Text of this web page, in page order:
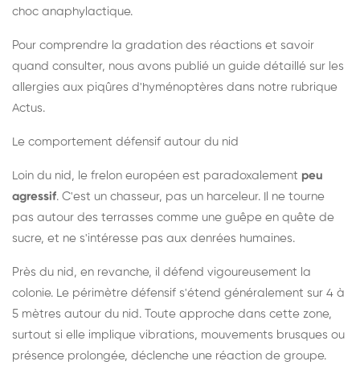
choc anaphylactique.
Pour comprendre la gradation des réactions et savoir
quand consulter, nous avons publié un guide détaillé sur les
allergies aux piqûres d'hyménoptères dans notre rubrique
Actus.
Le comportement défensif autour du nid
Loin du nid, le frelon européen est paradoxalement peu
agressif. C'est un chasseur, pas un harceleur. Il ne tourne
pas autour des terrasses comme une guêpe en quête de
sucre, et ne s'intéresse pas aux denrées humaines.
Près du nid, en revanche, il défend vigoureusement la
colonie. Le périmètre défensif s'étend généralement sur 4 à
5 mètres autour du nid. Toute approche dans cette zone,
surtout si elle implique vibrations, mouvements brusques ou
présence prolongée, déclenche une réaction de groupe.